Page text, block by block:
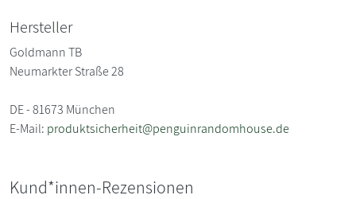
Hersteller
Goldmann TB
Neumarkter Straße 28
DE - 81673 München
E-Mail: produktsicherheit@penguinrandomhouse.de
Kund*innen-Rezensionen